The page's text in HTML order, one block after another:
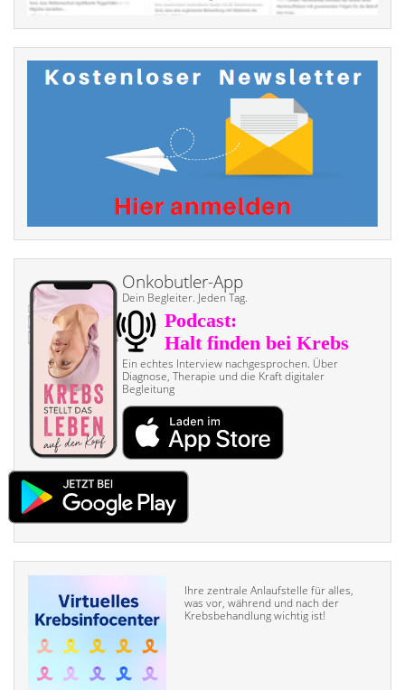
Onkobutler-App
Dein Begleiter. Jeden Tag.
Ein echtes Interview nach­gesprochen. Über
Diagnose, Therapie und die Kraft digitaler
Begleitung
Ihre zentrale Anlaufstelle für alles,
was vor, während und nach der
Krebsbehandlung wichtig ist!